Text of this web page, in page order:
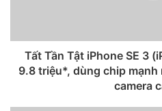
Tất Tần Tật iPhone SE 3
9.8 triệu*, dùng chip mạnh
camera